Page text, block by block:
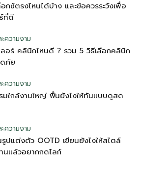
กซ์ตรงไหนได้บ้าง และข้อควรระวังเพื่อ
ที่ดี
ความงาม
อร์ คลินิกไหนดี ? รวม 5 วิธีเลือกคลินิก
ภัย
ความงาม
มใกล้งานใหญ่ ฟื้นยังไงให้ทันแบบดูสด
ความงาม
ปแต่งตัว OOTD เขียนยังไงให้สไตล์
นแล้วอยากกดไลก์